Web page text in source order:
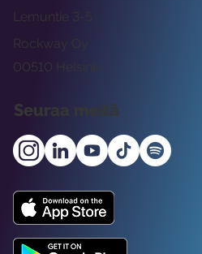
Rockway Oy
Lemuntie 3-5
00510 Helsinki
Seuraa meitä